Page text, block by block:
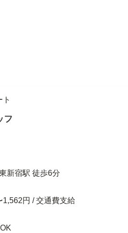
フ
新宿駅 徒歩6分
1,562円 / 交通費支給